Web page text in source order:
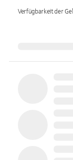
Verfügbarkeit der